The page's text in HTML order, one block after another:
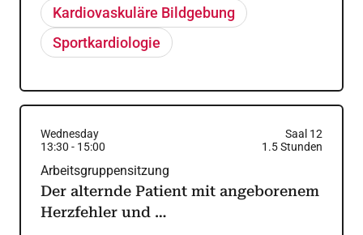
Kardiovaskuläre Bildgebung
Sportkardiologie
Wednesday
Saal 12
13:30 - 15:00 1.5Stunden
Arbeitsgruppensitzung
Der alternde Patient mit angeborenem
Herzfehler und …